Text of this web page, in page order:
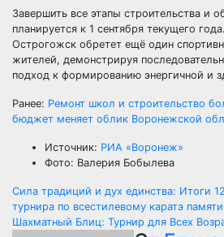
Завершить все этапы строительства и
планируется к 1 сентября текущего
Острогожск обретет ещё один
жителей, демонстрируя
подход к формированию энергичной и
Ранее: Ремонт школ и строительство
бюджет меняет облик Воронежской
Источник: РИА «Воронеж»
Фото: Валерия Бобылева
Навигация
по
Сила традиций и дух единства: Итоги
турнира по всестилевому каратэ
Шахматный Блиц: Турнир для Всех